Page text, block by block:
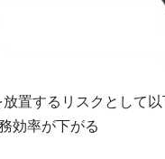
置するリスクとして以
効率が下がる